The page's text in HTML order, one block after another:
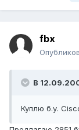
fbx
В
Куплю б.у.